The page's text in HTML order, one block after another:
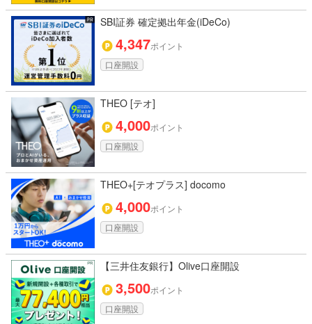
SBI証券 確定拠出年金(iDeCo)
4,347ポイント
口座開設
THEO [テオ]
4,000ポイント
口座開設
THEO+[テオプラス] docomo
4,000ポイント
口座開設
【三井住友銀行】Olive口座開設
3,500ポイント
口座開設